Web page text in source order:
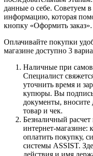
данные о себе. Советуем
информацию, которая
кнопку «Оформить заказ».
Оплачивайте покупки
магазине доступно 3
Наличные при
Специалист
уточнить время и
купюры. Вы
документы, вносите
товар и чек.
Безналичный
интернет-магазине:
оплатить покупку,
системы ASSIST.
действия и имя